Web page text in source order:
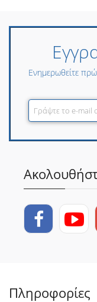
Ενημερωθείτε
Πληροφορίες